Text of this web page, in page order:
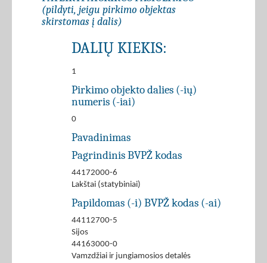
(pildyti, jeigu pirkimo objektas
skirstomas į dalis)
DALIŲ KIEKIS:
1
Pirkimo objekto dalies (-ių)
numeris (-iai)
0
Pavadinimas
Pagrindinis BVPŽ kodas
44172000-6
Lakštai (statybiniai)
Papildomas (-i) BVPŽ kodas (-ai)
44112700-5
Sijos
44163000-0
Vamzdžiai ir jungiamosios detalės